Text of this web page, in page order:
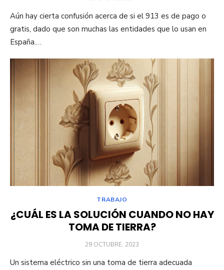
Aún hay cierta confusión acerca de si el 913 es de pago o
gratis, dado que son muchas las entidades que lo usan en
España.…
TRABAJO
¿CUÁL ES LA SOLUCIÓN CUANDO NO HAY
TOMA DE TIERRA?
PUBLICADO
29 OCTUBRE, 2023
Un sistema eléctrico sin una toma de tierra adecuada